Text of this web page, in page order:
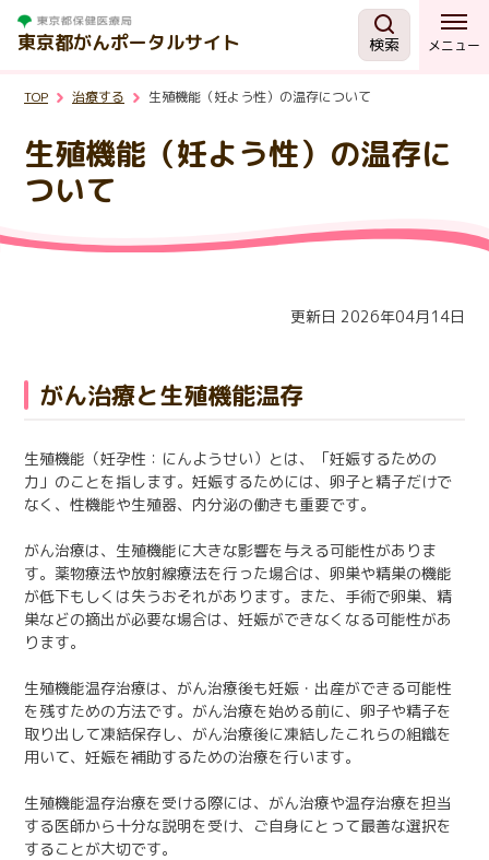
東京都がんポータルサイト 検索 メニュー
がんを知る
予防・検診
相談する
支援・助成制度
東京都の取組
リンク集
日本語
English
한국어
简体中文
繁體中文
TOP 治療する 生殖機能（妊よう性）の温存について
生殖機能（妊よう性）の温存に
ついて
更新日 2026年04月14日
がん治療と生殖機能温存
生殖機能（妊孕性：にんようせい）とは、「妊娠するための
力」のことを指します。妊娠するためには、卵子と精子だけで
なく、性機能や生殖器、内分泌の働きも重要です。
がん治療は、生殖機能に大きな影響を与える可能性がありま
す。薬物療法や放射線療法を行った場合は、卵巣や精巣の機能
が低下もしくは失うおそれがあります。また、手術で卵巣、精
巣などの摘出が必要な場合は、妊娠ができなくなる可能性があ
ります。
生殖機能温存治療は、がん治療後も妊娠・出産ができる可能性
を残すための方法です。がん治療を始める前に、卵子や精子を
取り出して凍結保存し、がん治療後に凍結したこれらの組織を
用いて、妊娠を補助するための治療を行います。
生殖機能温存治療を受ける際には、がん治療や温存治療を担当
する医師から十分な説明を受け、ご自身にとって最善な選択を
することが大切です。